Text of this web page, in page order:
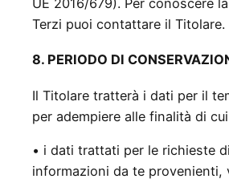
UE 2016/679). Per conoscere
Terzi puoi contattare il Titolare.
8. PERIODO DI
Il Titolare tratterà i dati per il
per adempiere alle finalità di
• i dati trattati per le richieste
informazioni da te provenienti,